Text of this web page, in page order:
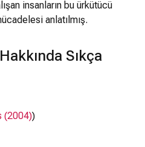
insanların bu ürkütücü
anlatılmış.
Sıkça
(2004))